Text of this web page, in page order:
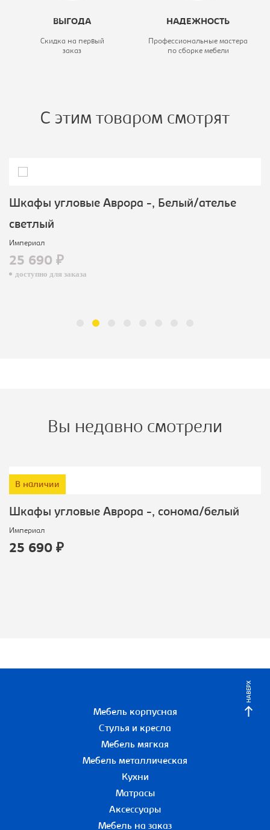
ВЫГОДА
Скидка на первый
заказ
НАДЕЖНОСТЬ
Профессиональные мастера
по сборке мебели
С этим товаром смотрят
Шкафы угловые Аврора -, Белый/ателье
светлый
Империал
25 690 ₽
доступно для заказа
Вы недавно смотрели
В наличии
Шкафы угловые Аврора -, сонома/белый
Империал
25 690 ₽
НАВЕРХ
Мебель корпусная
Стулья и кресла
Мебель мягкая
Мебель металлическая
Кухни
Матрасы
Аксессуары
Мебель на заказ